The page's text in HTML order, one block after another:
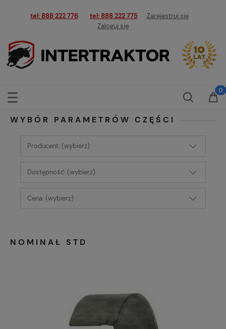
tel: 888 222 776 tel: 888 222 775
Zarejestruj się
Zaloguj się
WYBÓR PARAMETRÓW CZĘŚCI
Producent: (wybierz)
Dostępność: (wybierz)
Cena: (wybierz)
NOMINAŁ STD